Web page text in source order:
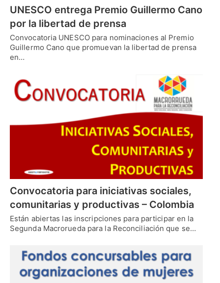
UNESCO entrega Premio Guillermo Cano
por la libertad de prensa
Convocatoria UNESCO para nominaciones al Premio
Guillermo Cano que promuevan la libertad de prensa
en…
Convocatoria para iniciativas sociales,
comunitarias y productivas – Colombia
Están abiertas las inscripciones para participar en la
Segunda Macrorueda para la Reconciliación que se…